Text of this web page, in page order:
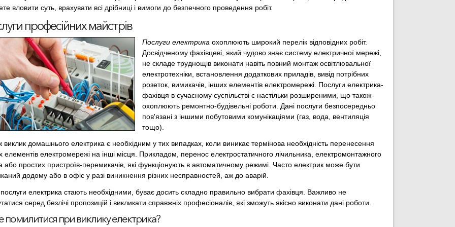
вловити суть, врахувати всі дрібниці і вимоги до безпечного проведення робіт.
професійних майстрів
Послуги електрика охоплюють широкий перелік відповідних робіт.
Досвідченому фахівцеві, який чудово знає систему електричної мережі,
не складе труднощів виконати навіть повний монтаж освітлювальної
електротехніки, встановлення додаткових приладів, вивід потрібних
розеток, вимикачів, інших елементів електромережі. Послуги електрика-
фахівця в сучасному суспільстві є настільки розширеними, що також
охоплюють ремонтно-будівельні роботи. Дані послуги безпосередньо
пов'язані з іншими побутовими комунікаціями (газ, вода, вентиляція
тощо).
виклик домашнього електрика є необхідним у тих випадках, коли виникає термінова необхідність перенесення
елементів електромережі на інші місця. Прикладом, перенос електростатичного лічильника, електромонтажного
або простих пристроїв-перемикачів, які функціонують в автоматичному режимі. Часто електрик може бути
додому або в офіс у разі виникнення різних несправностей, аж до аварій.
електрика стають необхідними, буває досить складно правильно вибрати фахівця. Важливо не
серед безлічі пропозицій і викликати справжніх професіоналів, які зможуть якісно виконати дані роботи.
помилитися при виклику електрика?